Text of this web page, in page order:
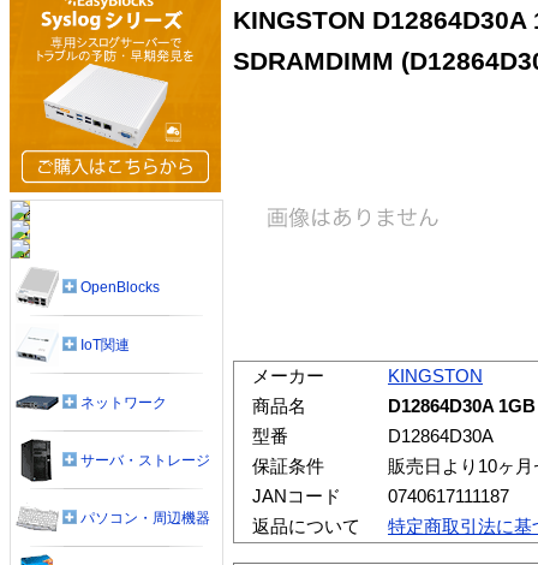
KINGSTON
SDRAMDIMM
メーカー
KINGSTON
商品名
D12864D30A
型番
D12864D30A
保証条件
販売日より10ヶ
JANコード
0740617111187
返品について
特定商取引法に基
OpenBlocks
IoT関連
ネットワーク
サーバ・ストレージ
パソコン・周辺機器